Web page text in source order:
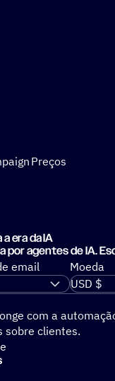
Preços
era da IA
agentes de IA.
email Moeda
com a
sobre clientes.